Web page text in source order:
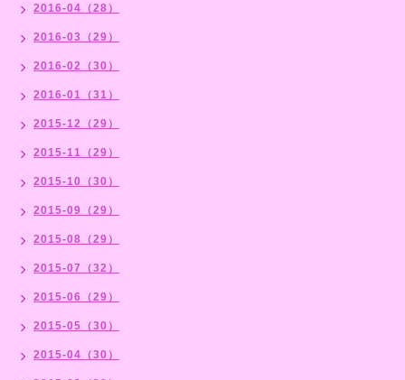
2016-04（28）
2016-03（29）
2016-02（30）
2016-01（31）
2015-12（29）
2015-11（29）
2015-10（30）
2015-09（29）
2015-08（29）
2015-07（32）
2015-06（29）
2015-05（30）
2015-04（30）